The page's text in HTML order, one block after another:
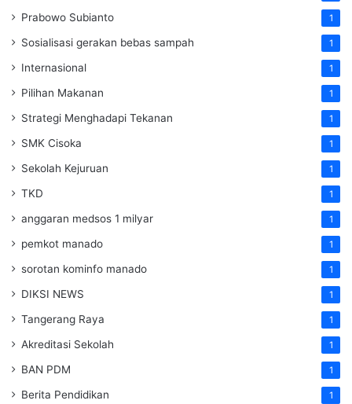
Prabowo Subianto 1
Sosialisasi gerakan bebas sampah 1
Internasional 1
Pilihan Makanan 1
Strategi Menghadapi Tekanan 1
SMK Cisoka 1
Sekolah Kejuruan 1
TKD 1
anggaran medsos 1 milyar 1
pemkot manado 1
sorotan kominfo manado 1
DIKSI NEWS 1
Tangerang Raya 1
Akreditasi Sekolah 1
BAN PDM 1
Berita Pendidikan 1